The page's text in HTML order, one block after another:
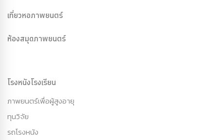
เที่ยวหอภาพยนตร์
ห้องสมุดภาพยนตร์
โรงหนังโรงเรียน
ภาพยนตร์เพื่อผู้สูงอายุ
ทุนวิจัย
รถโรงหนัง